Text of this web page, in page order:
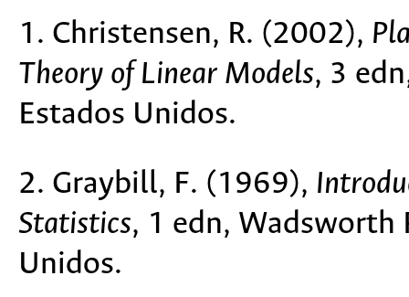
1. Christensen, R. (2002),
Theory of Linear Models, 3
Estados Unidos.
2. Graybill, F. (1969),
Statistics, 1 edn, Wadsworth
Unidos.